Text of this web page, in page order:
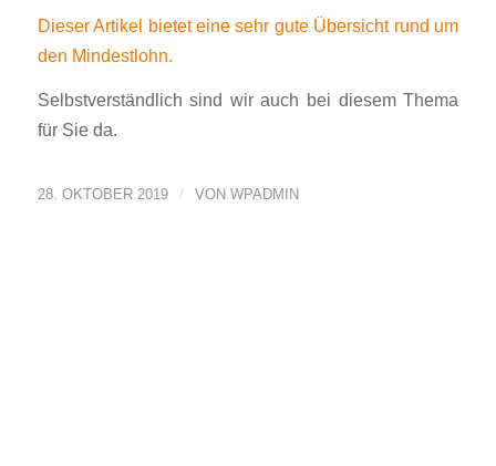
Dieser Artikel bietet eine sehr gute Übersicht rund um
den Mindestlohn.
Selbstverständlich sind wir auch bei diesem Thema
für Sie da.
28. OKTOBER 2019 / VON WPADMIN